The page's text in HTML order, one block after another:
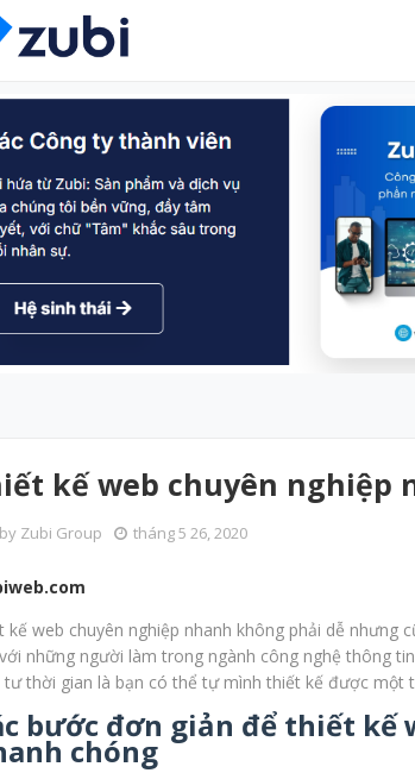
kế web chuyên nghiệp
by Zubi Group tháng 5 26, 2020
kế web chuyên nghiệp nhanh không phải dễ nhưng
những người làm trong ngành công nghệ thông
tư thời gian là bạn có thể tự mình thiết kế được một
bước đơn giản để thiết kế
chóng